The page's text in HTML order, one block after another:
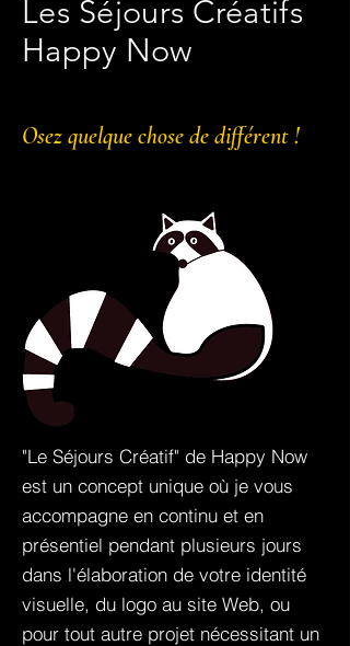
Les Séjours Créatifs
Happy Now
Osez quelque chose de différent !
"Le Séjours Créatif" de Happy Now
est un concept unique où je vous
accompagne en continu et en
présentiel pendant plusieurs jours
dans l'élaboration de votre identité
visuelle, du logo au site Web, ou
pour tout autre projet nécessitant un